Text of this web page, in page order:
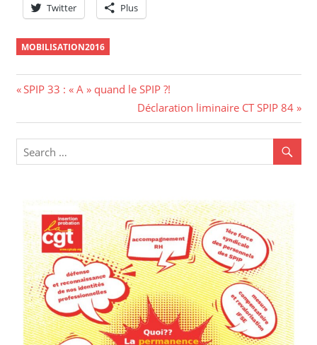
Twitter Plus
MOBILISATION2016
Navigation
de
l’article
Previous
SPIP 33 : « A » quand le SPIP ?!
Next
Post:
Déclaration liminaire CT SPIP 84